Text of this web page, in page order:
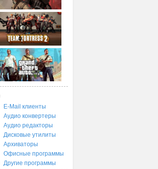
E-Mail клиенты
Аудио конвертеры
Аудио редакторы
Дисковые утилиты
Архиваторы
Офисные программы
Другие программы